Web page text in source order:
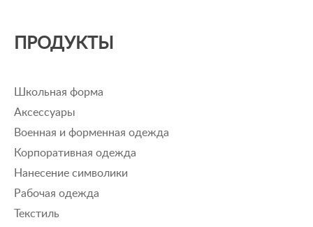
ПРОДУКТЫ
Школьная форма
Аксессуары
Военная и форменная одежда
Корпоративная одежда
Нанесение символики
Рабочая одежда
Текстиль